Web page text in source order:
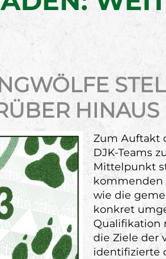
HINAUS
Zum Auftakt
DJK-Teams
Mittelpunkt
kommenden
wie die
konkret
Qualifikation
die Ziele der
identifizierte